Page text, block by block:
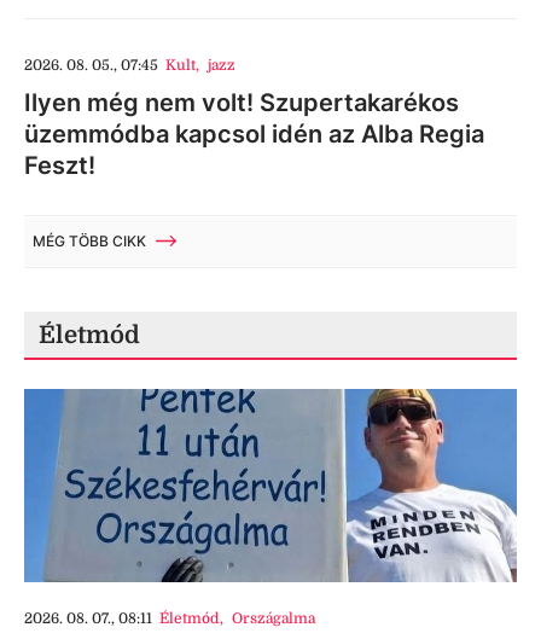
2026. 08. 05., 07:45 Kult, jazz
Ilyen még nem volt! Szupertakarékos
üzemmódba kapcsol idén az Alba Regia
Feszt!
MÉG TÖBB CIKK
Életmód
2026. 08. 07., 08:11 Életmód, Országalma